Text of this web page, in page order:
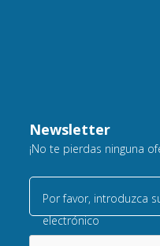
Newsletter
¡No te pierdas ninguna
Por favor, introduzca
electrónico